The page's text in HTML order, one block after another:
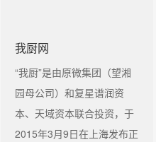
我厨网
“我厨”是由原微集团（望湘
园母公司）和复星谱润资
本、天域资本联合投资，于
2015年3月9日在上海发布正